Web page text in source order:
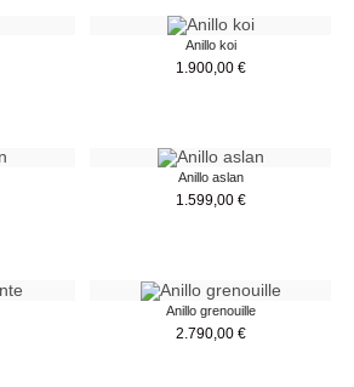
Anillo koi
1.900,00 €
Anillo aslan
1.599,00 €
Anillo grenouille
2.790,00 €